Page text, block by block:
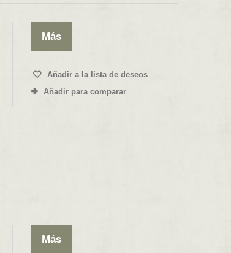
Más
Añadir a la lista de deseos
Añadir para comparar
Más